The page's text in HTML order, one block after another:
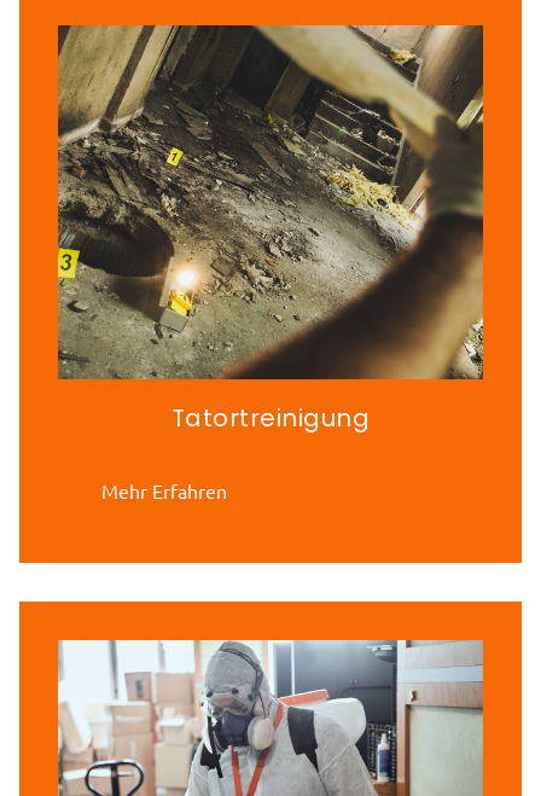
Tatortreinigung
Mehr Erfahren